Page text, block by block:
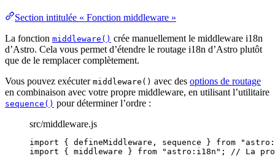
Section intitulée « Fonction middleware »
La fonction middleware() crée manuellement le middleware i18n
d’Astro. Cela vous permet d’étendre le routage i18n d’Astro plutôt
que de le remplacer complètement.
Vous pouvez exécuter middleware() avec des options de routage
en combinaison avec votre propre middleware, en utilisant l’utilitaire
sequence() pour déterminer l’ordre :
src/middleware.js
import { defineMiddleware, sequence } from "
import { middleware } from " astro:i18n " ;
// La